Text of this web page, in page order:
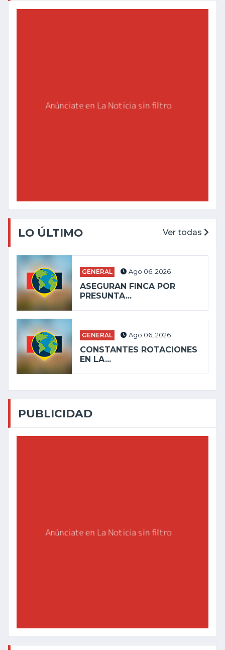
LO ÚLTIMO Ver todas
GENERAL Ago 06, 2026
ASEGURAN FINCA POR
PRESUNTA...
GENERAL Ago 06, 2026
CONSTANTES ROTACIONES
EN LA...
PUBLICIDAD